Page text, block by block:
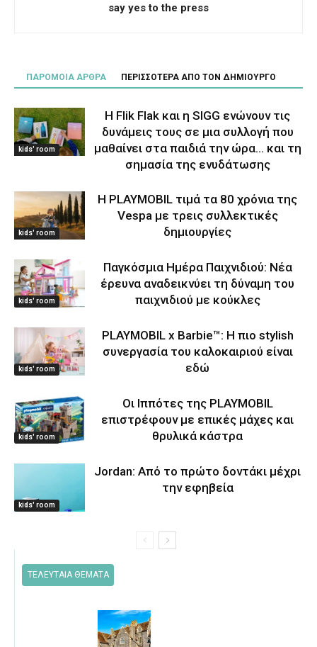
say yes to the press
ΠΑΡΟΜΟΙΑ ΑΡΘΡΑ ΠΕΡΙΣΣΟΤΕΡΑ ΑΠΟ ΤΟΝ ΔΗΜΙΟΥΡΓΟ
kids' room
Η Flik Flak και η SIGG ενώνουν τις
δυνάμεις τους σε μια συλλογή που
μαθαίνει στα παιδιά την ώρα… και τη
σημασία της ενυδάτωσης
kids' room
Η PLAYMOBIL τιμά τα 80 χρόνια της
Vespa με τρεις συλλεκτικές
δημιουργίες
kids' room
Παγκόσμια Ημέρα Παιχνιδιού: Νέα
έρευνα αναδεικνύει τη δύναμη του
παιχνιδιού με κούκλες
kids' room
PLAYMOBIL x Barbie™: Η πιο stylish
συνεργασία του καλοκαιριού είναι
εδώ
kids' room
Οι Ιππότες της PLAYMOBIL
επιστρέφουν με επικές μάχες και
θρυλικά κάστρα
kids' room
Jordan: Από το πρώτο δοντάκι μέχρι
την εφηβεία
ΤΕΛΕΥΤΑΙΑ ΘΕΜΑΤΑ